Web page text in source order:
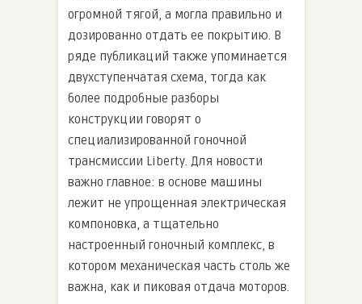
огромной тягой, а могла правильно и
дозированно отдать ее покрытию. В
ряде публикаций также упоминается
двухступенчатая схема, тогда как
более подробные разборы
конструкции говорят о
специализированной гоночной
трансмиссии Liberty. Для новости
важно главное: в основе машины
лежит не упрощенная электрическая
компоновка, а тщательно
настроенный гоночный комплекс, в
котором механическая часть столь же
важна, как и пиковая отдача моторов.